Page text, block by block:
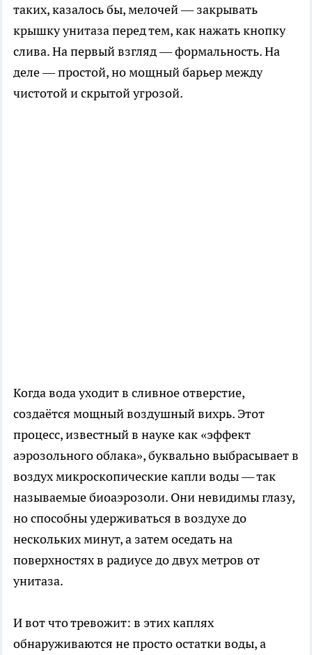
таких, казалось бы, мелочей — закрывать
крышку унитаза перед тем, как нажать кнопку
слива. На первый взгляд — формальность. На
деле — простой, но мощный барьер между
чистотой и скрытой угрозой.
Когда вода уходит в сливное отверстие,
создаётся мощный воздушный вихрь. Этот
процесс, известный в науке как «эффект
аэрозольного облака», буквально выбрасывает в
воздух микроскопические капли воды — так
называемые биоаэрозоли. Они невидимы глазу,
но способны удерживаться в воздухе до
нескольких минут, а затем оседать на
поверхностях в радиусе до двух метров от
унитаза.
И вот что тревожит: в этих каплях
обнаруживаются не просто остатки воды, а